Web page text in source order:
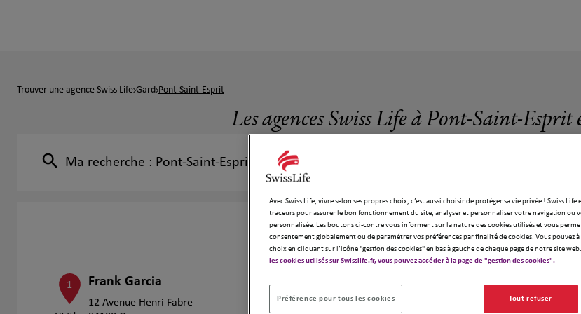
Trouver une agence Swiss Life Gard Pont-Saint-Esprit
Les agences Swiss Life à Pont-Saint-
Ma recherche : Pont-Saint-Esprit
1 agence Swiss Life à Pont-Saint-
1 Frank Garcia
12 Avenue Henri Fabre
Avec Swiss Life, vivre selon ses propres choix, c’est aussi choisir de protéger sa vie privée ! Swiss
traceurs pour assurer le bon fonctionnement du site, analyser et personnaliser votre navigation ou
personnalisée. Les boutons ci-contre vous informent sur la nature des cookies utilisés et vous
consentement globalement ou de paramétrer vos préférences par finalité de cookies. Vous pouvez
choix en cliquant sur l’icône "gestion des cookies" en bas à gauche de chaque page de notre site web.
les cookies utilisés sur Swisslife.fr, vous pouvez accéder à la page de "gestion des cookies".
Préférence pour tous les cookies Tout refuser